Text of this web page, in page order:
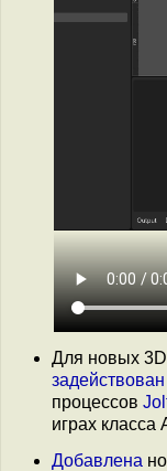
Для новых
задействован
процессов
играх класса
Добавлена